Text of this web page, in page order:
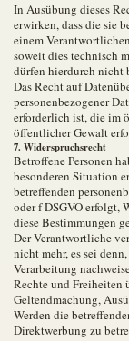
In Ausübung dieses
erwirken, dass die sie
einem
soweit dies technisch
dürfen hierdurch nicht
Das Recht auf
personenbezogener
erforderlich ist, die im
öffentlicher Gewalt
7. Widerspruchsrecht
Betroffene Personen
besonderen Situation
betreffenden
oder f DSGVO erfolgt,
diese Bestimmungen
Der Verantwortliche
nicht mehr, es sei
Verarbeitung
Rechte und Freiheiten
Geltendmachung,
Werden die
Direktwerbung zu